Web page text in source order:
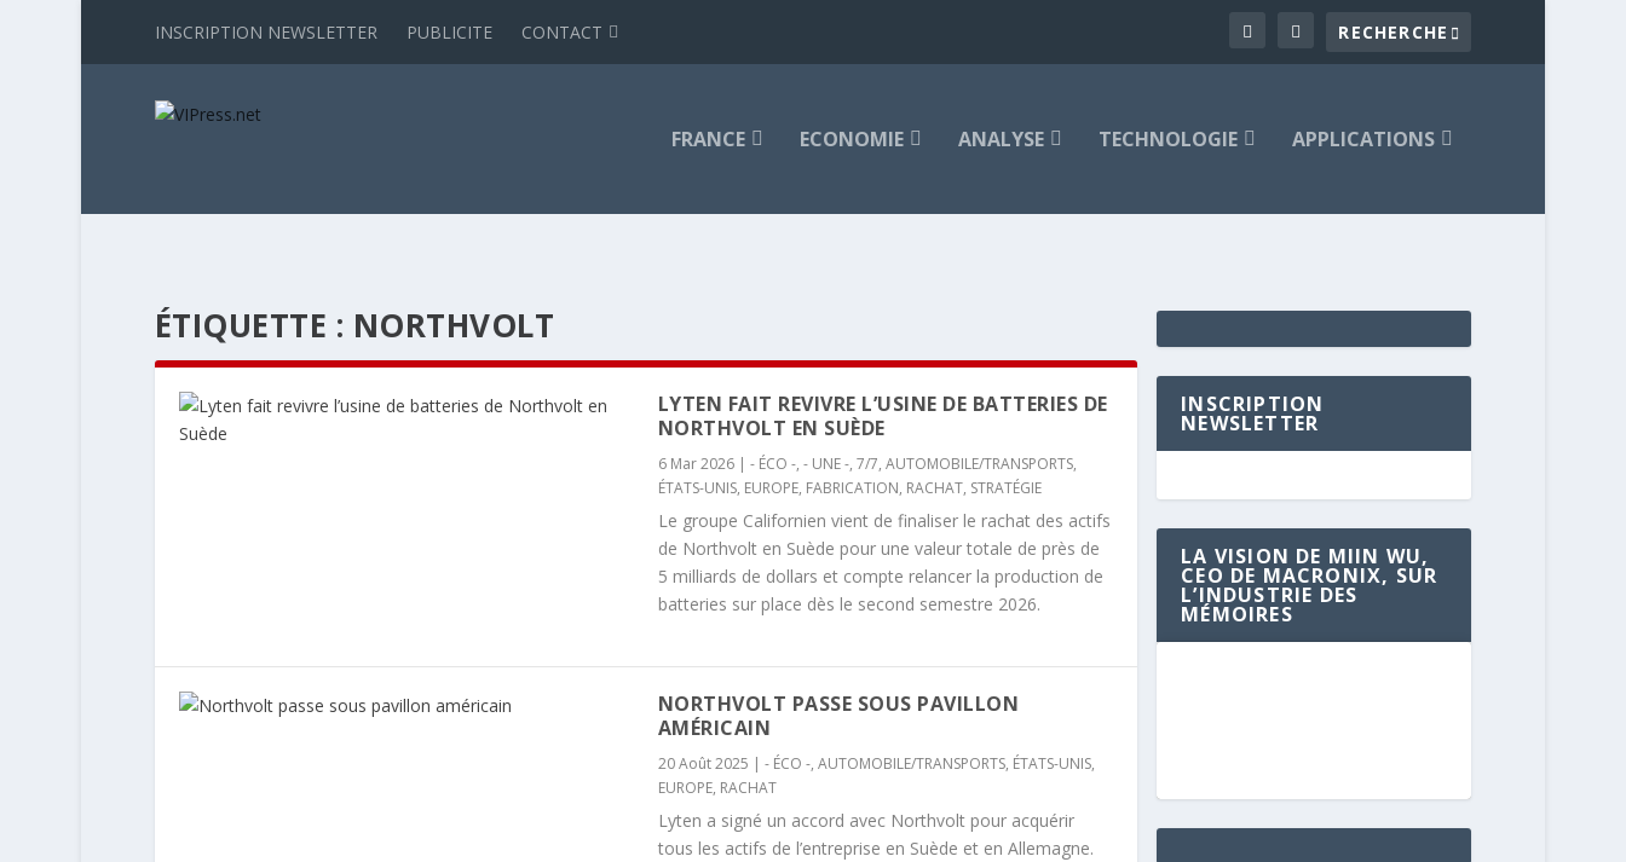
INSCRIPTION NEWSLETTER PUBLICITE CONTACT
FRANCE ECONOMIE ANALYSE TECHNOLOGIE APPLICATIONS
ÉTIQUETTE : NORTHVOLT
LYTEN FAIT REVIVRE L’USINE DE BATTERIES DE
NORTHVOLT EN SUÈDE
6 Mar 2026| - ÉCO -, - UNE -, 7/7, AUTOMOBILE/TRANSPORTS,
ÉTATS-UNIS, EUROPE, FABRICATION, RACHAT, STRATÉGIE
Le groupe Californien vient de finaliser le rachat des actifs
de Northvolt en Suède pour une valeur totale de près de
5 milliards de dollars et compte relancer la production de
batteries sur place dès le second semestre 2026.
NORTHVOLT PASSE SOUS PAVILLON
AMÉRICAIN
20 Août 2025 | - ÉCO -, AUTOMOBILE/TRANSPORTS, ÉTATS-UNIS,
EUROPE, RACHAT
Lyten a signé un accord avec Northvolt pour acquérir
tous les actifs de l’entreprise en Suède et en Allemagne.
INSCRIPTION
NEWSLETTER
LA VISION DE MIIN WU,
CEO DE MACRONIX, SUR
L’INDUSTRIE DES
MÉMOIRES